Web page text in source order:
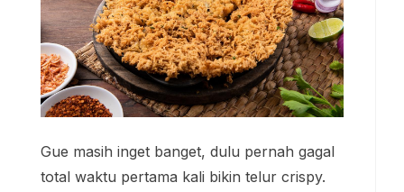
Gue masih inget banget, dulu pernah gagal
total waktu pertama kali bikin telur crispy.